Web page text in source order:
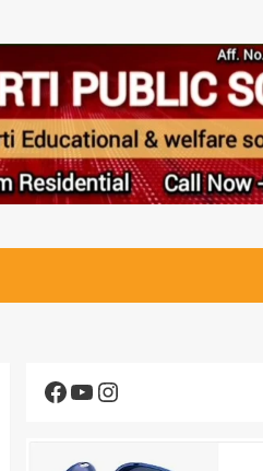
Facebook
YouTube
Instagram